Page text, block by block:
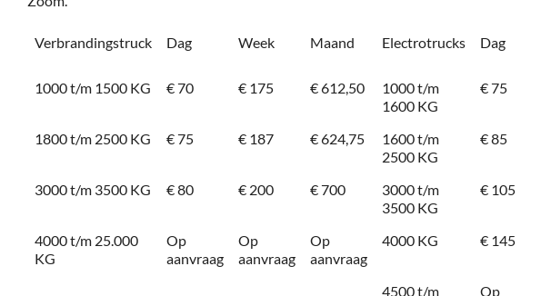
Verbrandingstruck Dag Week Maand Electrotrucks Dag
1000 t/m 1500 KG € 70 € 175 € 612,50
1000 t/m
1600 KG
€ 75
1800 t/m 2500 KG
€ 75 € 187 € 624,75
1600 t/m
2500 KG
€ 85
3000 t/m 3500 KG € 80 € 200 € 700
3000 t/m
3500 KG
€ 105
4000 t/m 25.000
KG
Op
aanvraag
Op
aanvraag
Op
aanvraag
4000 KG € 145
4500 t/m
Op